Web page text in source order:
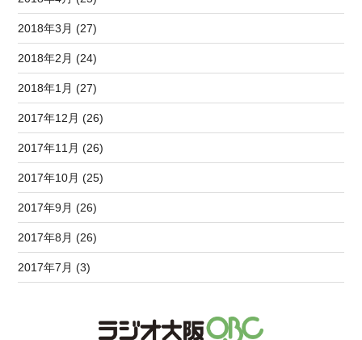
2018年3月 (27)
2018年2月 (24)
2018年1月 (27)
2017年12月 (26)
2017年11月 (26)
2017年10月 (25)
2017年9月 (26)
2017年8月 (26)
2017年7月 (3)